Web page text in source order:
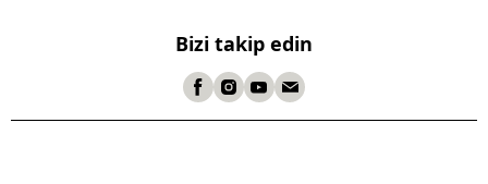
Bizi takip edin